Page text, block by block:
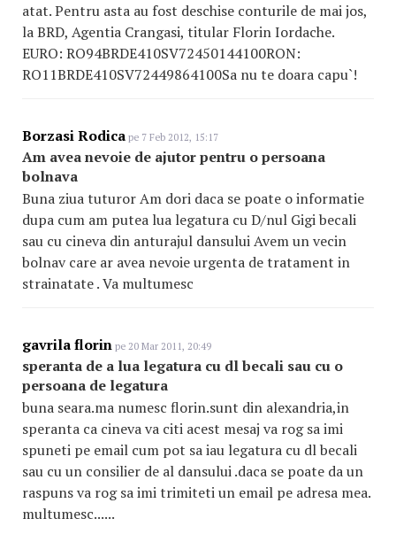
atat. Pentru asta au fost deschise conturile de mai jos,
la BRD, Agentia Crangasi, titular Florin Iordache.
EURO: RO94BRDE410SV72450144100RON:
RO11BRDE410SV72449864100Sa nu te doara capu`!
Borzasi Rodica pe 7 Feb 2012, 15:17
Am avea nevoie de ajutor pentru o persoana
bolnava
Buna ziua tuturor Am dori daca se poate o informatie
dupa cum am putea lua legatura cu D/nul Gigi becali
sau cu cineva din anturajul dansului Avem un vecin
bolnav care ar avea nevoie urgenta de tratament in
strainatate . Va multumesc
gavrila florin pe 20 Mar 2011, 20:49
speranta de a lua legatura cu dl becali sau cu o
persoana de legatura
buna seara.ma numesc florin.sunt din alexandria,in
speranta ca cineva va citi acest mesaj va rog sa imi
spuneti pe email cum pot sa iau legatura cu dl becali
sau cu un consilier de al dansului .daca se poate da un
raspuns va rog sa imi trimiteti un email pe adresa mea.
multumesc......